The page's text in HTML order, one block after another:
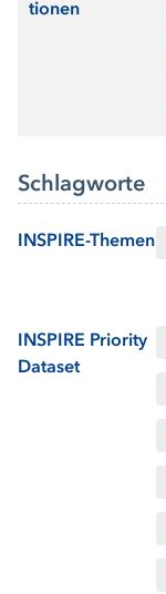
tionen
Schlagworte
INSPIRE-Themen
INSPIRE Priority
Dataset